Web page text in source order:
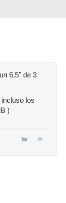
6,5" de 3
los
)